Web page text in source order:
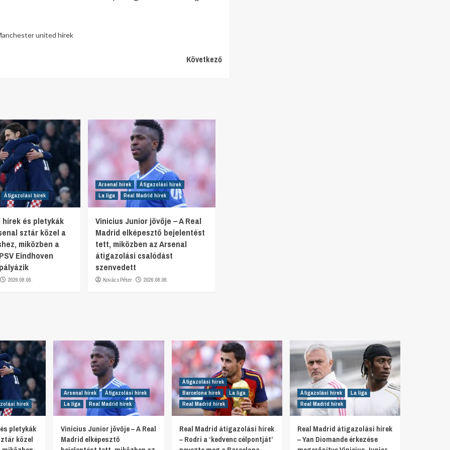
united hírek
Következő
Átigazolási hírek
és pletykák
sztár közel a
miközben a
Eindhoven
2026.08.06.
Arsenal hírek
Átigazolási hírek
La liga
Real Madrid hírek
Vinicius Junior jövője – A Real
Madrid elképesztő bejelentést
tett, miközben az Arsenal
átigazolási csalódást
szenvedett
Kovács Péter 2026.08.06.
hírek
pletykák
közel
Arsenal hírek
Átigazolási hírek
La liga
Real Madrid hírek
Vinicius Junior jövője – A Real
Madrid elképesztő
Átigazolási hírek
Barcelona hírek
La liga
Real Madrid hírek
Real Madrid átigazolási hírek
– Rodri a ‘kedvenc célpontját’
Átigazolási hírek
La liga
Real Madrid hírek
Real Madrid átigazolási hírek
– Yan Diomande érkezése